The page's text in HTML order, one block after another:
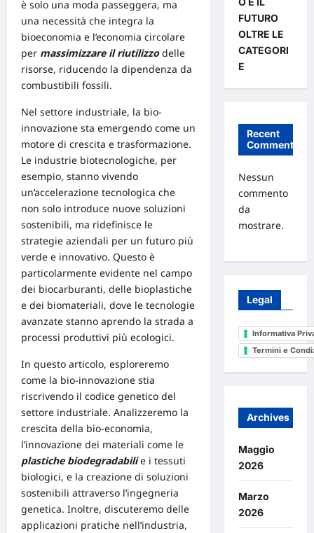
è solo una moda passeggera, ma
una necessità che integra la
bioeconomia e l’economia circolare
per massimizzare il riutilizzodelle
risorse, riducendo la dipendenza da
combustibili fossili.
Nel settore industriale, la bio-
innovazione sta emergendo come un
motore di crescita e trasformazione.
Le industrie biotecnologiche, per
esempio, stanno vivendo
un’accelerazione tecnologica che
non solo introduce nuove soluzioni
sostenibili, ma ridefinisce le
strategie aziendali per un futuro più
verde e innovativo. Questo è
particolarmente evidente nel campo
dei biocarburanti, delle bioplastiche
e dei biomateriali, dove le tecnologie
avanzate stanno aprendo la strada a
processi produttivi più ecologici.
In questo articolo, esploreremo
come la bio-innovazione stia
riscrivendo il codice genetico del
settore industriale. Analizzeremo la
crescita della bio-economia,
l’innovazione dei materiali come le
plastiche biodegradabilie i tessuti
biologici, e la creazione di soluzioni
sostenibili attraverso l’ingegneria
genetica. Inoltre, discuteremo delle
applicazioni pratiche nell’industria,
FUTURO
OLTRE LE
CATEGORI
E
Recent
Comments
Nessun
commento
da
mostrare.
Legal
Informativa
Termini e
Archives
Maggio
2026
Marzo
2026